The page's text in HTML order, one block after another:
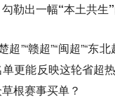
勒出一幅“本土共生”
超”“赣超”“闽超”“
更能反映这轮省超
根赛事买单？